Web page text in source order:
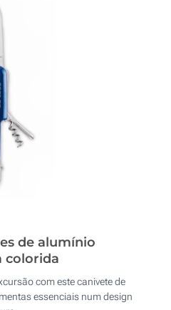
de alumínio
colorida
com este canivete de
essenciais num design